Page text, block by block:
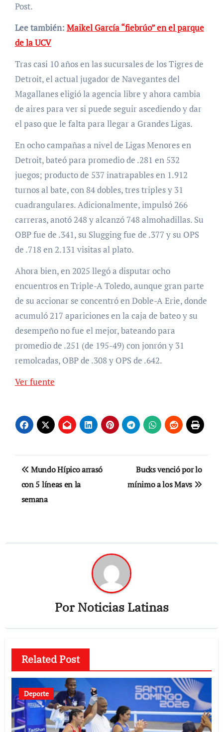
Post.
Lee también: Maikel García “fiebrúo” en el parque
de la UCV
Tras casi 10 años en las sucursales de los Tigres de
Detroit, el actual jugador de Navegantes del
Magallanes eligió la agencia libre y ahora cambia
de aires para ver si puede seguir ascediendo y dar
el paso que le falta para llegar a Grandes Ligas.
En ocho campañas a nivel de Ligas Menores en
Detroit, bateó para promedio de .281 en 532
juegos; producto de 537 inatrapables en 1.912
turnos al bate, con 84 dobles, tres triples y 31
cuadrangulares. Adicionalmente, impulsó 266
carreras, anotó 248 y alcanzó 748 almohadillas. Su
OBP fue de .341, su Slugging fue de .377 y su OPS
de .718 en 2.131 visitas al plato.
Ahora bien, en 2025 llegó a disputar ocho
encuentros en Triple-A Toledo, aunque gran parte
de su accionar se concentró en Doble-A Erie, donde
acumuló 217 apariciones en la caja de bateo y su
desempeño no fue el mejor, bateando para
promedio de .251 (de 195-49) con jonrón y 31
remolcadas, OBP de .308 y OPS de .642.
Ver fuente
Navegación
de
entradas
Mundo Hípico arrasó
con 5 líneas en la
semana
Bucks venció por lo
mínimo a los Mavs
PorNoticias Latinas
Related Post
Deporte